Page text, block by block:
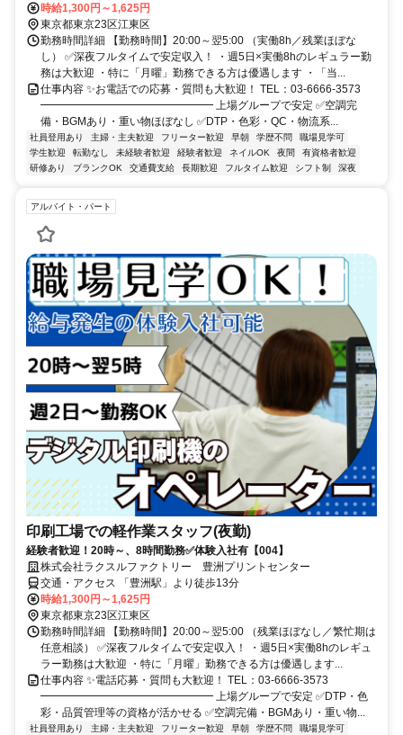
時給1,300円～1,625円
東京都東京23区江東区
勤務時間詳細 【勤務時間】20:00～翌5:00 （実働8h／残業ほぼな
し） ✅深夜フルタイムで安定収入！ ・週5日×実働8hのレギュラー勤
務は大歓迎 ・特に「月曜」勤務できる方は優遇します ・「当...
仕事内容 ✨お電話での応募・質問も大歓迎！ TEL：03-6666-3573
━━━━━━━━━━━━━━━━ 上場グループで安定 ✅空調完
備・BGMあり・重い物ほぼなし ✅DTP・色彩・QC・物流系...
社員登用あり 主婦・主夫歓迎 フリーター歓迎 早朝 学歴不問
職場見学可
学生歓迎
転勤なし 未経験者歓迎 経験者歓迎 ネイルOK 夜間
有資格者歓迎
研修あり
ブランクOK 交通費支給 長期歓迎 フルタイム歓迎 シフト制 深夜
アルバイト・パート
印刷工場での軽作業スタッフ(夜勤)
経験者歓迎！20時～、8時間勤務✅体験入社有【004】
株式会社ラクスルファクトリー 豊洲プリントセンター
交通・アクセス 「豊洲駅」より徒歩13分
時給1,300円～1,625円
東京都東京23区江東区
勤務時間詳細 【勤務時間】20:00～翌5:00 （残業ほぼなし／繁忙期は
任意相談） ✅深夜フルタイムで安定収入！ ・週5日×実働8hのレギュ
ラー勤務は大歓迎 ・特に「月曜」勤務できる方は優遇します...
仕事内容 ✨電話応募・質問も大歓迎！ TEL：03-6666-3573
━━━━━━━━━━━━━━━━ 上場グループで安定 ✅DTP・色
彩・品質管理等の資格が活かせる ✅空調完備・BGMあり・重い物...
社員登用あり 主婦・主夫歓迎 フリーター歓迎 早朝 学歴不問
職場見学可